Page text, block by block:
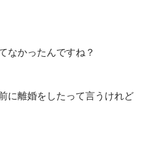
なかったんですね？
に離婚をしたって言うけれど